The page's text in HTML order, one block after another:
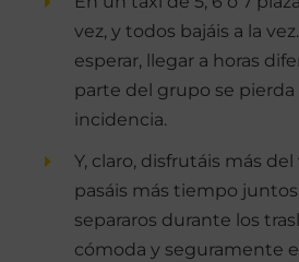
vez, y todos bajáis a la
esperar, llegar a horas
parte del grupo se
incidencia.
Y, claro, disfrutáis más
pasáis más tiempo
separaros durante los
cómoda y seguramente